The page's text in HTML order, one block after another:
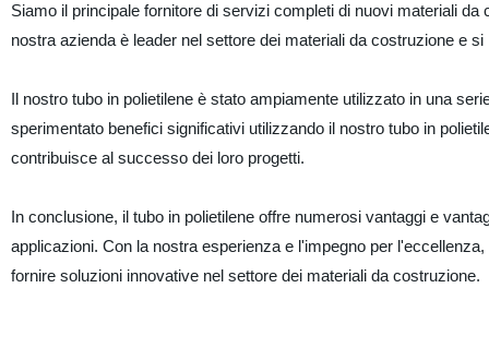
Siamo il principale fornitore di servizi completi di nuovi materiali
nostra azienda è leader nel settore dei materiali da costruzione e
Il nostro tubo in polietilene è stato ampiamente utilizzato in una
sperimentato benefici significativi utilizzando il nostro tubo in
contribuisce al successo dei loro progetti.
In conclusione, il tubo in polietilene offre numerosi vantaggi e
applicazioni. Con la nostra esperienza e l'impegno per
fornire soluzioni innovative nel settore dei materiali da costruzione.